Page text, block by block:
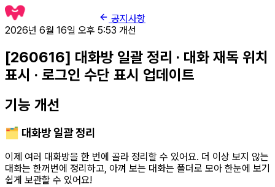
공지사항
2026년 6월 16일 오후 5:53 개선
[260616] 대화방 일괄 정리 · 대화 재독 위치
표시 · 로그인 수단 표시 업데이트
기능 개선
🗂️ 대화방 일괄 정리
이제 여러 대화방을 한 번에 골라 정리할 수 있어요. 더 이상 보지 않는
대화는 한꺼번에 정리하고, 아껴 보는 대화는 폴더로 모아 한눈에 보기
쉽게 보관할 수 있어요!